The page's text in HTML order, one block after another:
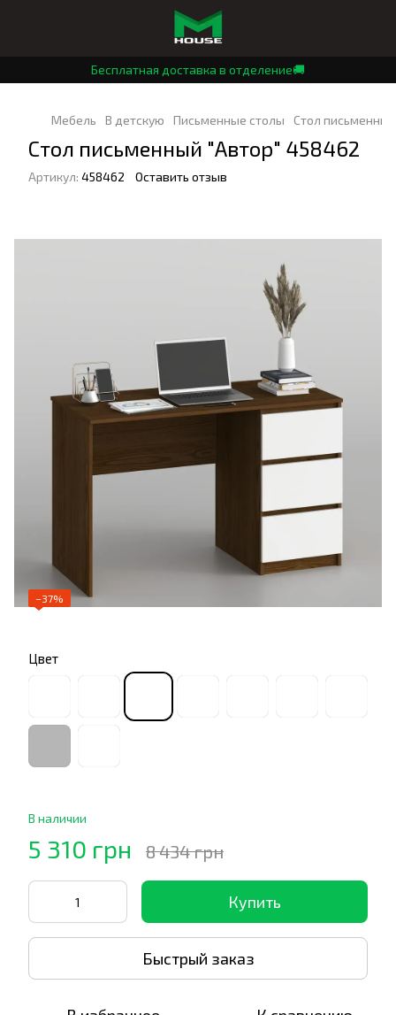
Бесплатная доставка в отделение🚚
Мебель В детскую Письменные столы Стол
Стол письменный "Автор" 458462
Артикул: 458462 Оставить отзыв
−37%
Цвет
В наличии
5 310 грн 8 434 грн
Купить
Быстрый заказ